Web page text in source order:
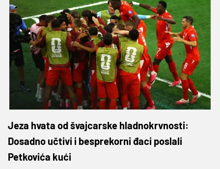
Jeza hvata od švajcarske hladnokrvnosti:
Dosadno učtivi i besprekorni đaci poslali
Petkovića kući